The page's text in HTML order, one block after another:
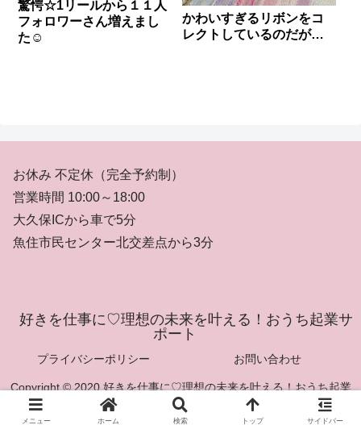
驚愕☆1リールから１１人
フォロワーさん増えまし
た☺
かわいすぎるリボンをコ
レクトしているのだが…
お休み 不定休（完全予約制）
営業時間 10:00～18:00
大久保ICから車で5分
魚住市民センター北交差点から3分
好きを仕事に♡理想の未来を叶える！おうち起業サ
ポート
プライバシーポリシー お問い合わせ
Copyright © 2020 好きを仕事に♡理想の未来を叶える！おうち起業
サポート All Rights Reserved.
メニュー ホーム 検索 トップ サイドバー